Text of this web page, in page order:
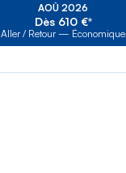
AOÛ 2026
Dès 610 €*
Aller / Retour — Économique